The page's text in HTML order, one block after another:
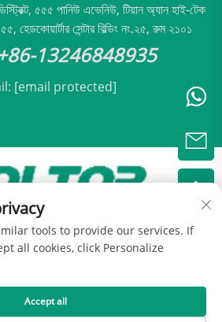
৫৫৫ পানিউ এভেনিউ, টিয়ান অ্যান হাই-টেক
হেডকোয়ার্টার সেন্টার বিল্ডিং নং.২৫, রুম ২১০১
13246848935
[email protected]
হোলটপ এয়ার কন্ডিশনিং কো., লিমিটেড -
গোপনীয়তা নীতি
tools to provide our services. If
all cookies, click Personalize
Accept all